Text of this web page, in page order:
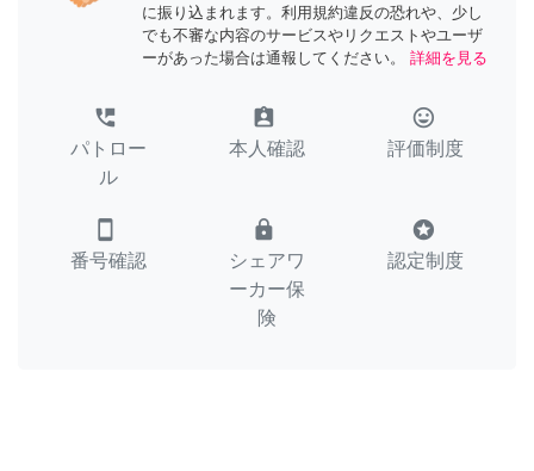
に振り込まれます。利用規約違反の恐れや、少し
でも不審な内容のサービスやリクエストやユーザ
ーがあった場合は通報してください。
詳細を見る
perm_phone_msg
パトロー
ル
assignment_ind
本人確認
tag_faces
評価制度
smartphone
番号確認
lock
シェアワ
ーカー保
険
stars
認定制度